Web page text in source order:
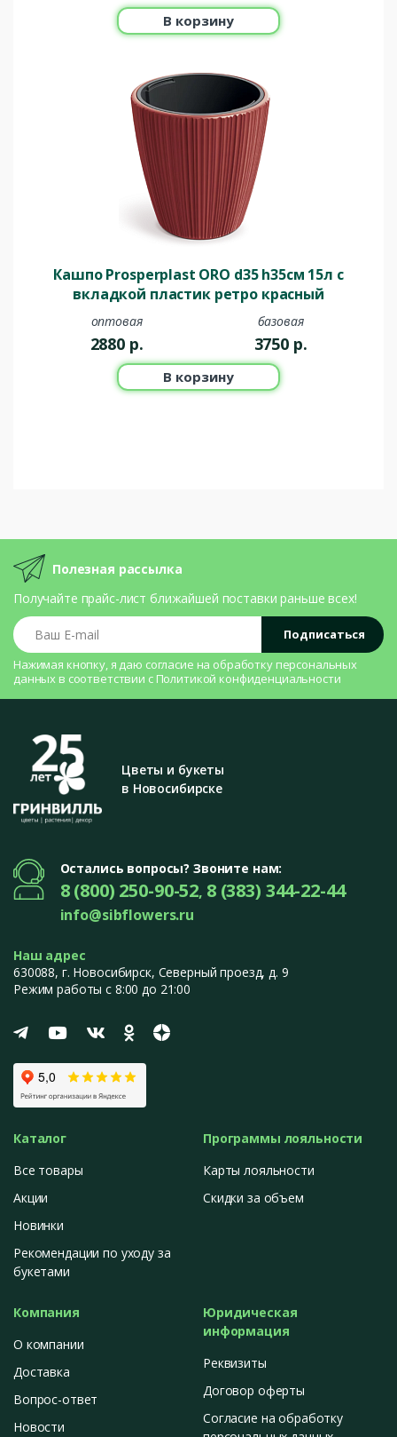
В корзину
Кашпо Prosperplast ORO d35 h35см 15л с
вкладкой пластик ретро красный
оптовая
2880 р.
базовая
3750 р.
В корзину
Полезная рассылка
Получайте прайс-лист ближайшей поставки раньше всех!
Ваш E-mail
Подписаться
Нажимая кнопку, я даю согласие на обработку персональных
данных в соответствии с Политикой конфиденциальности
Цветы и букеты
в Новосибирске
Остались вопросы? Звоните нам:
8 (800) 250-90-52, 8 (383) 344-22-44
info@sibflowers.ru
Наш адрес
630088, г. Новосибирск, Северный проезд, д. 9
Режим работы с 8:00 до 21:00
Каталог
Все товары
Акции
Новинки
Рекомендации по уходу за
букетами
Программы лояльности
Карты лояльности
Скидки за объем
Компания
О компании
Доставка
Вопрос-ответ
Новости
Юридическая
информация
Реквизиты
Договор оферты
Согласие на обработку